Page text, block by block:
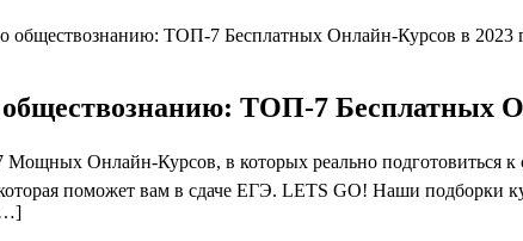
обществознанию: ТОП-7 Бесплатных Онлайн-Курсов в 2023
ТОП-7 Бесплатных
Мощных Онлайн-Курсов, в которых реально
поможет вам в сдаче ЕГЭ. LETS GO! Наши подборки